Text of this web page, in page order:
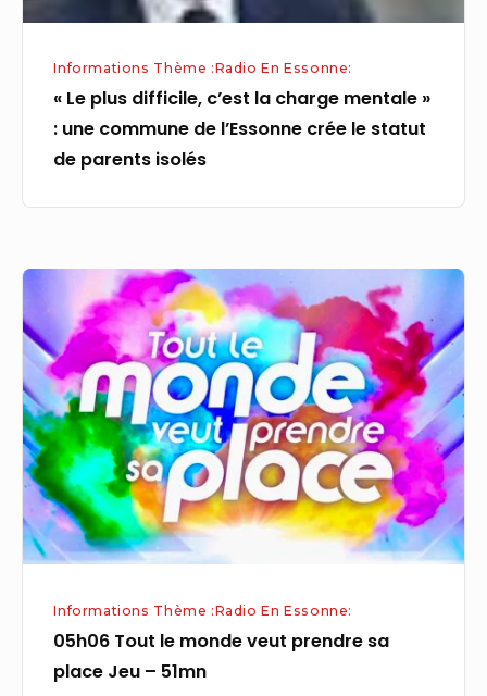
l’Essonne
crée
statut
Informations Thème :Radio En Essonne:
« Le plus difficile, c’est la charge mentale »
: une commune de l’Essonne crée le statut
de parents isolés
05h06
Tout
le
monde
veut
prendre
sa
place
Jeu
–
Informations Thème :Radio En Essonne:
05h06 Tout le monde veut prendre sa
place Jeu – 51mn